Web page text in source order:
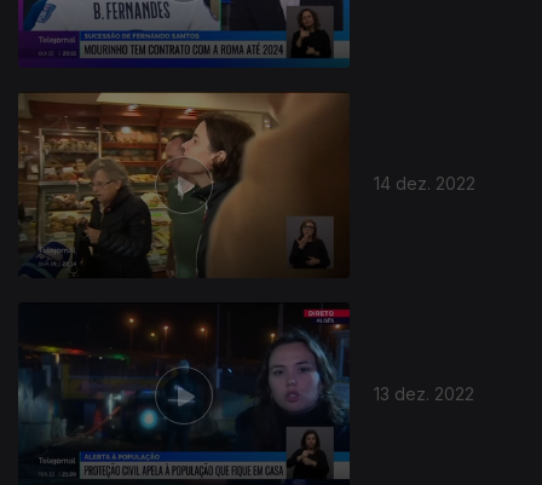
14 dez. 2022
13 dez. 2022